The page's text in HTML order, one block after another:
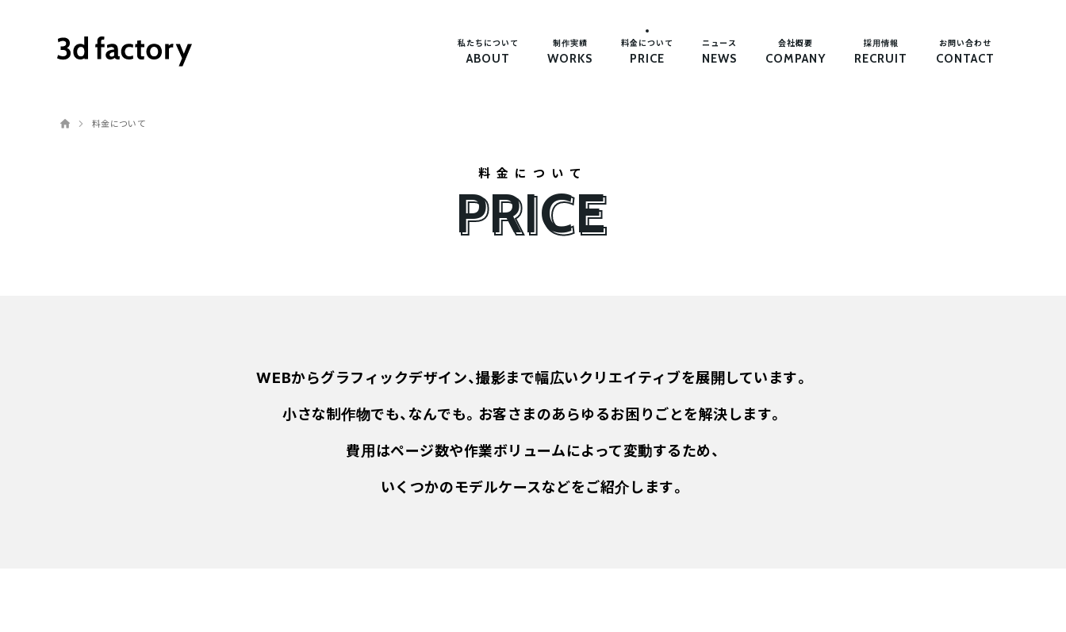
私たちについて
ABOUT
制作実績
WORKS
料金について
PRICE
ニュース
NEWS
会社概要
COMPANY
採用情報
RECRUIT
お問い合わせ
CONTACT
料金について
料金について
WEBからグラフィックデザイン、撮影まで幅広いクリエイティブを展開しています。
小さな制作物でも、なんでも。お客さまのあらゆるお困りごとを解決します。
費用はページ数や作業ボリュームによって変動するため、
いくつかのモデルケースなどをご紹介します。